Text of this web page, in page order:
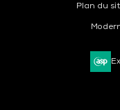
Plan du